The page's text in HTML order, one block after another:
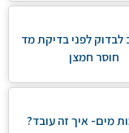
לבדוק לפני בדיקת מד
חוסר חמצן
מים- איך זה עובד?